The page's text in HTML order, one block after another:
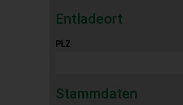
Entladeort
PLZ
Stammdaten